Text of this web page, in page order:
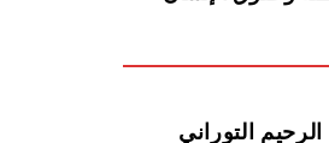
التوراني